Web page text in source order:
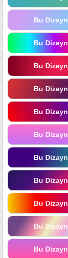
Bu
Bu
Bu
Bu
Bu
Bu
Bu
Bu
Bu
Bu
Bu